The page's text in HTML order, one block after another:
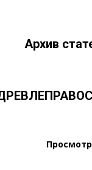
Архив